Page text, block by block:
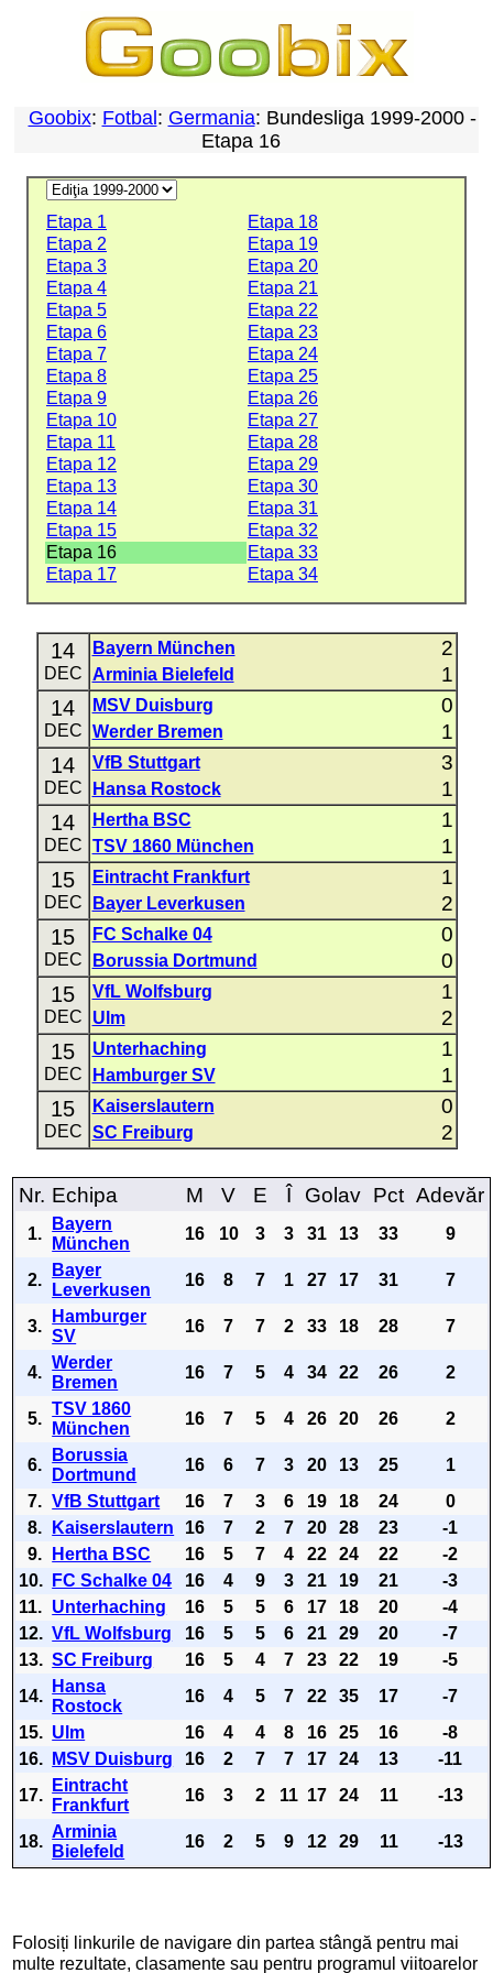
Goobix: Fotbal : Germania: Bundesliga 1999-2000 -
Etapa 16
Etapa 1
Etapa 18
Etapa 2
Etapa 19
Etapa 3
Etapa 20
Etapa 4
Etapa 21
Etapa 5
Etapa 22
Etapa 6
Etapa 23
Etapa 7
Etapa 24
Etapa 8
Etapa 25
Etapa 9
Etapa 26
Etapa 10
Etapa 27
Etapa 11
Etapa 28
Etapa 12
Etapa 29
Etapa 13
Etapa 30
Etapa 14
Etapa 31
Etapa 15
Etapa 32
Etapa 16
Etapa 33
Etapa 17
Etapa 34
14
DEC
Bayern München 2
Arminia Bielefeld 1
14
DEC
MSV Duisburg 0
Werder Bremen 1
14
DEC
VfB Stuttgart 3
Hansa Rostock 1
14
DEC
Hertha BSC 1
TSV 1860 München 1
15
DEC
Eintracht Frankfurt 1
Bayer Leverkusen 2
15
DEC
FC Schalke 04 0
Borussia Dortmund 0
15
DEC
VfL Wolfsburg 1
Ulm 2
15
DEC
Unterhaching 1
Hamburger SV 1
15
DEC
Kaiserslautern 0
SC Freiburg 2
Nr. Echipa M V E Î Golav Pct Adevăr
1.
Bayern
München
16 10 3 3 31 13 33 9
2.
Bayer
Leverkusen
16 8 7 1 27 17 31 7
3.
Hamburger
SV
16 7 7 2 33 18 28 7
4.
Werder
Bremen
16 7 5 4 34 22 26 2
5.
TSV 1860
München
16 7 5 4 26 20 26 2
6.
Borussia
Dortmund
16 6 7 3 20 13 25
1
7. VfB Stuttgart 16 7 3 6 19 18 24
0
8.
Kaiserslautern 16 7 2 7 20 28 23
-1
9.
Hertha BSC 16 5 7 4 22 24 22
-2
10.
FC Schalke 04 16 4 9 3 21 19 21
-3
11. Unterhaching 16 5 5 6 17 18 20
-4
12. VfL Wolfsburg 16 5 5 6 21 29 20
-7
13. SC Freiburg 16 5 4 7 23 22 19
-5
14.
Hansa
Rostock
16 4 5 7 22 35 17
-7
15. Ulm 16 4 4 8 16 25 16
-8
16.
MSV Duisburg 16 2 7 7 17 24 13
-11
17.
Eintracht
Frankfurt
16 3 2 11 17 24 11 -13
18.
Arminia
Bielefeld
16 2 5 9 12 29 11 -13
Folosiți linkurile de navigare din partea stângă pentru mai
multe rezultate, clasamente sau pentru programul viitoarelor